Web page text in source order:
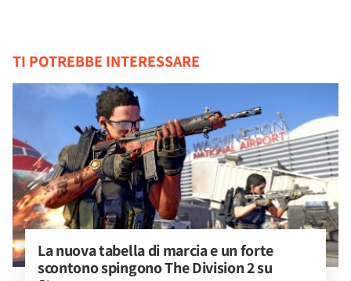
TI POTREBBE INTERESSARE
La nuova tabella di marcia e un forte
scontono spingono The Division 2 su